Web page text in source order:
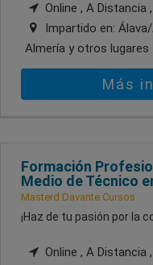
Online , A Distancia
Impartido en:
Almería y otros lugares
Más
Formación
Medio de Técnico
Masterd Davante Cursos
¡Haz de tu pasión por la
Online , A Distancia